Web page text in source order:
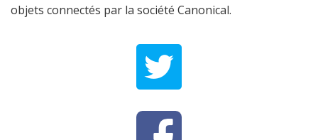
objets connectés par la société Canonical.